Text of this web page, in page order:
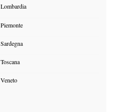
Lombardia
Piemonte
Sardegna
Toscana
Veneto